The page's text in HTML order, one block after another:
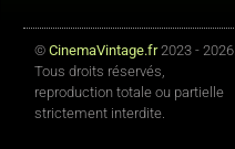
© CinemaVintage.fr2023 - 2026.
Tous droits réservés,
reproduction totale ou partielle
strictement interdite.